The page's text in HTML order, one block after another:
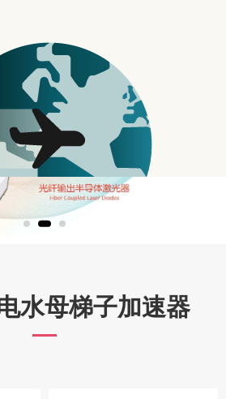
联系我们
水母梯子加速器